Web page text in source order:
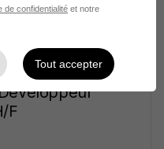
F
de confidentialité et notre
Tout accepter